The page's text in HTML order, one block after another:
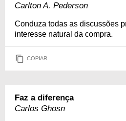
Carlton A. Pederson
Conduza todas as discussões
interesse natural da compra.
COPIAR
Faz a diferença
Carlos Ghosn